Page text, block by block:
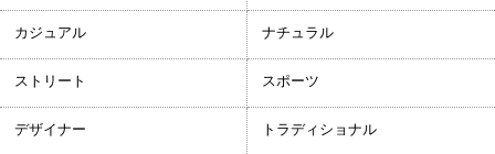
カジュアル ナチュラル
ストリート スポーツ
デザイナー トラディショナル